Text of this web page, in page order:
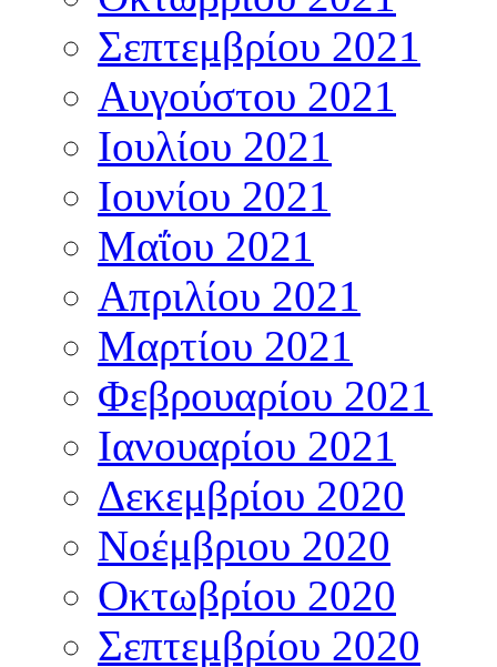
Σεπτεμβρίου 2021
Αυγούστου 2021
Ιουλίου 2021
Ιουνίου 2021
Μαΐου 2021
Απριλίου 2021
Μαρτίου 2021
Φεβρουαρίου 2021
Ιανουαρίου 2021
Δεκεμβρίου 2020
Νοέμβριου 2020
Οκτωβρίου 2020
Σεπτεμβρίου 2020